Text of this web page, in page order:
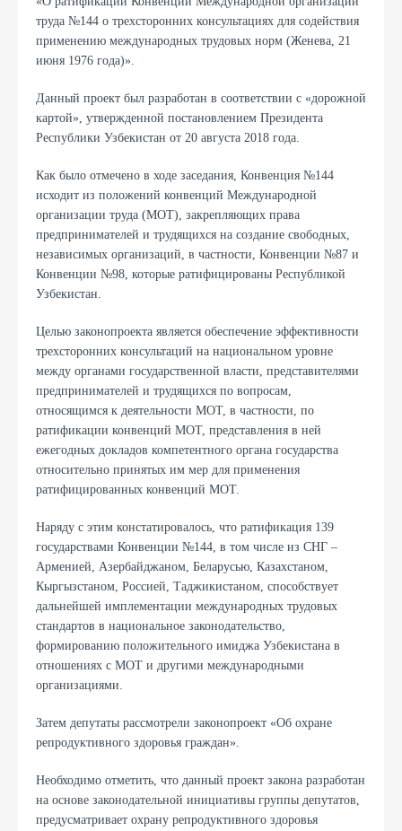
труда №144 о трехсторонних консультациях для содействия
применению международных трудовых норм (Женева, 21
июня 1976 года)».
Данный проект был разработан в соответствии с «дорожной
картой», утвержденной постановлением Президента
Республики Узбекистан от 20 августа 2018 года.
Как было отмечено в ходе заседания, Конвенция №144
исходит из положений конвенций Международной
организации труда (МОТ), закрепляющих права
предпринимателей и трудящихся на создание свободных,
независимых организаций, в частности, Конвенции №87 и
Конвенции №98, которые ратифицированы Республикой
Узбекистан.
Целью законопроекта является обеспечение эффективности
трехсторонних консультаций на национальном уровне
между органами государственной власти, представителями
предпринимателей и трудящихся по вопросам,
относящимся к деятельности МОТ, в частности, по
ратификации конвенций МОТ, представления в ней
ежегодных докладов компетентного органа государства
относительно принятых им мер для применения
ратифицированных конвенций МОТ.
Наряду с этим констатировалось, что ратификация 139
государствами Конвенции №144, в том числе из СНГ –
Арменией, Азербайджаном, Беларусью, Казахстаном,
Кыргызстаном, Россией, Таджикистаном, способствует
дальнейшей имплементации международных трудовых
стандартов в национальное законодательство,
формированию положительного имиджа Узбекистана в
отношениях с МОТ и другими международными
организациями.
Затем депутаты рассмотрели законопроект «Об охране
репродуктивного здоровья граждан».
Необходимо отметить, что данный проект закона разработан
на основе законодательной инициативы группы депутатов,
предусматривает охрану репродуктивного здоровья